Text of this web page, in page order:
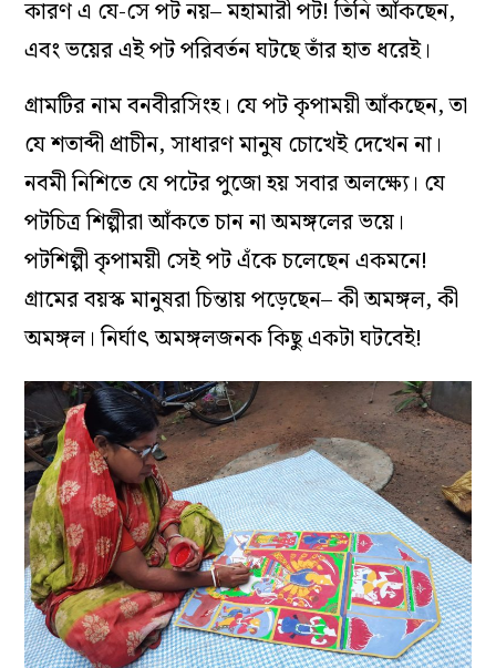
কারণ এ যে-সে পট নয়– মহামারী পট! তিনি আঁকছেন,
এবং ভয়ের এই পট পরিবর্তন ঘটছে তাঁর হাত ধরেই।
গ্রামটির নাম বনবীরসিংহ। যে পট কৃপাময়ী আঁকছেন, তা
যে শতাব্দী প্রাচীন, সাধারণ মানুষ চোখেই দেখেন না।
নবমী নিশিতে যে পটের পুজো হয় সবার অলক্ষ্যে। যে
পটচিত্র শিল্পীরা আঁকতে চান না অমঙ্গলের ভয়ে।
পটশিল্পী কৃপাময়ী সেই পট এঁকে চলেছেন একমনে!
গ্রামের বয়স্ক মানুষরা চিন্তায় পড়েছেন– কী অমঙ্গল, কী
অমঙ্গল। নির্ঘাৎ অমঙ্গলজনক কিছু একটা ঘটবেই!